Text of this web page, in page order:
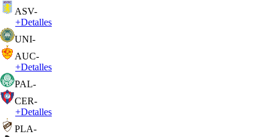
ASV-
+Detalles
UNI-
AUC-
+Detalles
PAL-
CER-
+Detalles
PLA-